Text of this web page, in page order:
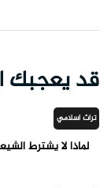
قد يعجبك
تراث اسلامي
لماذا لا يشترط